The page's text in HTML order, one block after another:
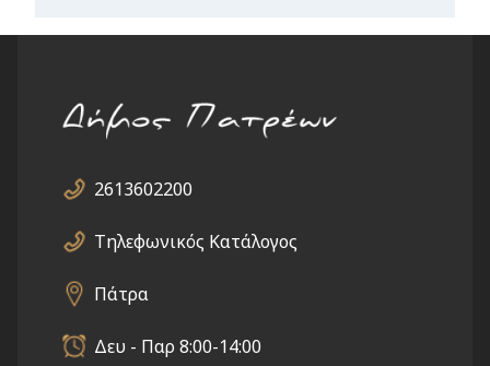
2613602200
Τηλεφωνικός Κατάλογος
Πάτρα
Δευ - Παρ 8:00-14:00